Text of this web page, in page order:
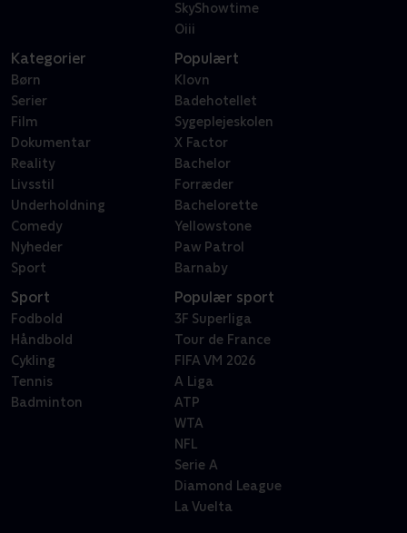
SkyShowtime
Oiii
Kategorier
Børn
Serier
Film
Dokumentar
Reality
Livsstil
Underholdning
Comedy
Nyheder
Sport
Populært
Klovn
Badehotellet
Sygeplejeskolen
X Factor
Bachelor
Forræder
Bachelorette
Yellowstone
Paw Patrol
Barnaby
Sport
Fodbold
Håndbold
Cykling
Tennis
Badminton
Populær sport
3F Superliga
Tour de France
FIFA VM 2026
A Liga
ATP
WTA
NFL
Serie A
Diamond League
La Vuelta